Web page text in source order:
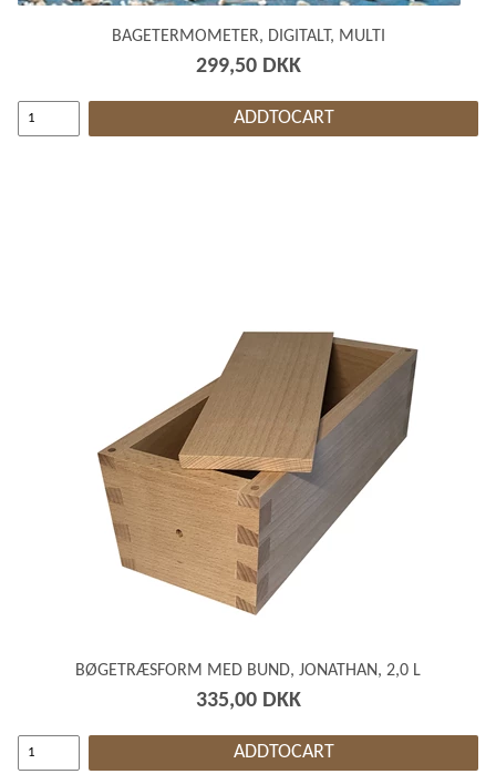
BAGETERMOMETER, DIGITALT, MULTI
299,50 DKK
ADDTOCART
BØGETRÆSFORM MED BUND, JONATHAN, 2,0 L
335,00 DKK
ADDTOCART